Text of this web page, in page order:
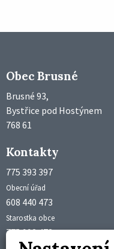
Obec Brusné
Brusné 93,
Bystřice pod Hostýnem
768 61
Kontakty
775 393 397
Obecní úřad
608 440 473
Starostka obce
775 992 473